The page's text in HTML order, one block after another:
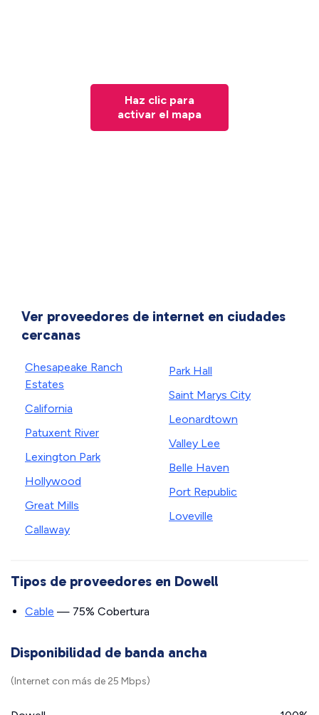
Haz clic para
activar el mapa
Ver proveedores de internet en ciudades
cercanas
Chesapeake Ranch
Estates
California
Patuxent River
Lexington Park
Hollywood
Great Mills
Callaway
Park Hall
Saint Marys City
Leonardtown
Valley Lee
Belle Haven
Port Republic
Loveville
Tipos de proveedores en Dowell
Cable — 75% Cobertura
Disponibilidad de banda ancha
(Internet con más de 25 Mbps)